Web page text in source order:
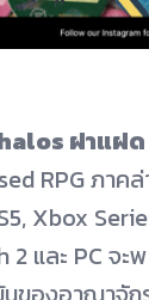
ฝาแฝด
RPG ภาค
Xbox
และ PC จะ